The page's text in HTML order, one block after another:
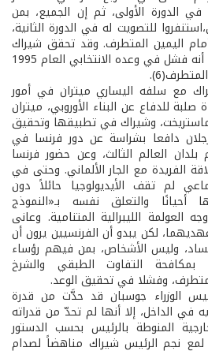
الدورة الأولى، ثم إن الجميع، بمن
للتصويت له في الدورة الثانية،
اليمين المتطرف. وقد تحقق شيراك
وقتها، وبالعين المجردة، كم أنه فشل في وعده الانتخابي العام 1995
مع سلفه اليساري ميتران في أمور
للدفاع عن البناء الأوروبي، ميتران
وشيراك في تطبيقها وتحقيق
دافعا بشراسة عن دور فرنسا في
العالم الثالث، وعن حضور فرنسا
الفريدة مع الجار الألماني. وحتى في
لم تقف الأيديولوجيا حائلاً دون
والتعلق نفسه بـ«النموذج
الليبرالية المتنامية. وعانى
لكن يبدو أن الفرنسيين يرون أن
وليس الأشخاص، بمن فيهم رؤساء
بمكافحة التفاوت الطبقي والشرخ
وفشلا في تحقيق الوعد.
الوزراء جوسبان قد حدَّت من قدرة
الداخل، إلا أنها لم تحدّ من قدراته
المنوطة بالرئيس بحسب الدستور
نجم الرئيس شيراك مناهضاً لصدام